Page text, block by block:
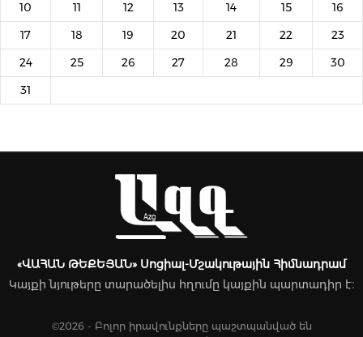
10 11 12 13 14 15 16
17 18 19 20 21 22 23
24 25 26 27 28 29 30
31
«ՎԱՀԱՆ ԹԵՔԵՅԱՆ» Սոցիալ-Մշակութային Հիմնադրամ
Կայքի նյութերը տարածելիս հղումը կայքին պարտադիր է։
©2026 - Բոլոր իրավունքները պաշտպանված են